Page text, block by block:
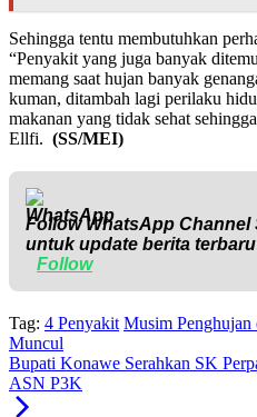
Sehingga tentu membutuhkan
“Penyakit yang juga banyak
memang saat hujan banyak
kuman, ditambah lagi perilaku
makanan yang tidak sehat
Ellfi. (SS/MEI)
Follow WhatsApp Channel
untuk update berita
Follow
Tag: 4 Penyakit Musim
Muncul
Bupati Konawe Serahkan SK
ASN P3K